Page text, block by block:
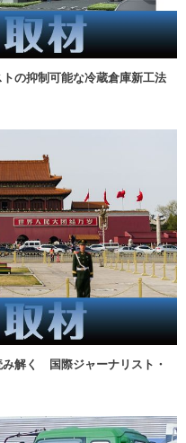
の抑制可能な冷蔵倉庫新工法
み解く 国際ジャーナリスト・